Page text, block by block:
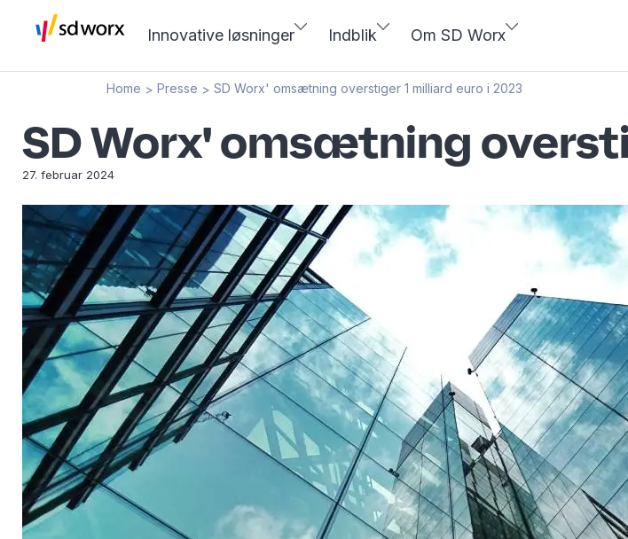
Innovative løsninger Indblik Om SD Worx
Home > Presse > SD Worx' omsætning overstiger 1 milliard euro i 2023
SD Worx' omsætning
27. februar 2024